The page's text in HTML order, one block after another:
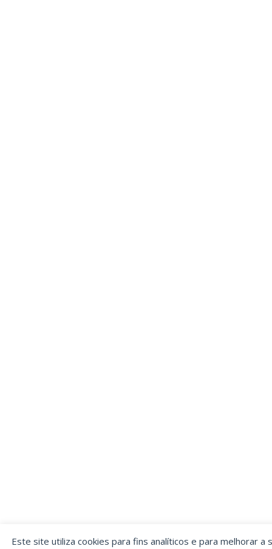
Este site utiliza cookies para fins analíticos e para melhorar a